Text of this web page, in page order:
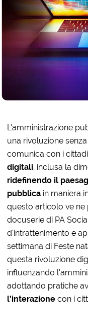
L’amministrazione
una rivoluzione
comunica con i
digitali, inclusa la
ridefinendo il
pubblica in maniera
questo articolo ve
docuserie di PA
d’intrattenimento e
settimana di Feste
questa rivoluzione
influenzando
adottando pratiche
l’interazione con i